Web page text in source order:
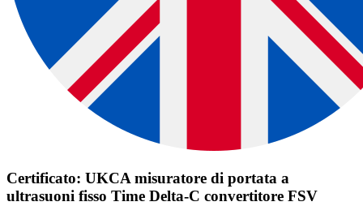
Certificato: UKCA misuratore di portata a
ultrasuoni fisso Time Delta-C convertitore FSV